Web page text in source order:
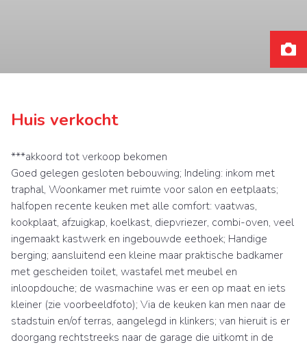
Huis verkocht
***akkoord tot verkoop bekomen
Goed gelegen gesloten bebouwing; Indeling: inkom met
traphal, Woonkamer met ruimte voor salon en eetplaats;
halfopen recente keuken met alle comfort: vaatwas,
kookplaat, afzuigkap, koelkast, diepvriezer, combi-oven, veel
ingemaakt kastwerk en ingebouwde eethoek; Handige
berging; aansluitend een kleine maar praktische badkamer
met gescheiden toilet, wastafel met meubel en
inloopdouche; de wasmachine was er een op maat en iets
kleiner (zie voorbeeldfoto); Via de keuken kan men naar de
stadstuin en/of terras, aangelegd in klinkers; van hieruit is er
doorgang rechtstreeks naar de garage die uitkomt in de